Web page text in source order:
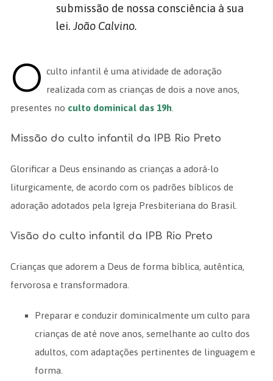
submissão de nossa consciência à sua
lei.João Calvino.
O culto infantil é uma atividade de adoração
realizada com as crianças de dois a nove anos,
presentes no culto dominical das 19h
Missão do culto infantil da IPB Rio Preto
Glorificar a Deus ensinando as crianças a adorá-lo
liturgicamente, de acordo com os padrões bíblicos de
adoração adotados pela Igreja Presbiteriana do Brasil.
Visão do culto infantil da IPB Rio Preto
Crianças que adorem a Deus de forma bíblica, autêntica,
fervorosa e transformadora.
Preparar e conduzir dominicalmente um culto para
crianças de até nove anos, semelhante ao culto dos
adultos, com adaptações pertinentes de linguagem e
forma.